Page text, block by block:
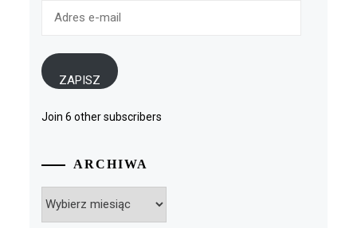
ZAPISZ
Join 6 other subscribers
ARCHIWA